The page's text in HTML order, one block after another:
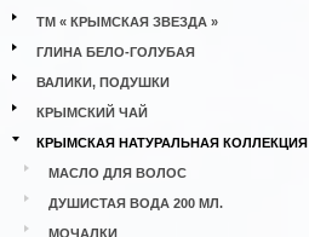
ТМ « КРЫМСКАЯ ЗВЕЗДА »
ГЛИНА БЕЛО-ГОЛУБАЯ
ВАЛИКИ, ПОДУШКИ
КРЫМСКИЙ ЧАЙ
КРЫМСКАЯ НАТУРАЛЬНАЯ КОЛЛЕКЦИЯ
МАСЛО ДЛЯ ВОЛОС
ДУШИСТАЯ ВОДА 200 МЛ.
МОЧАЛКИ